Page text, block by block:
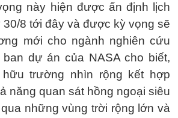
này hiện được ấn định lịch
30/8 tới đây và được kỳ vọng sẽ
mới cho ngành nghiên cứu
dự án của NASA cho biết,
trường nhìn rộng kết hợp
năng quan sát hồng ngoại siêu
những vùng trời rộng lớn và